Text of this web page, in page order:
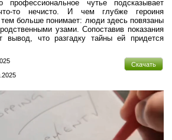
профессиональное чутье подсказывает
то нечисто. И чем глубже героиня
больше понимает: люди здесь повязаны
узами. Сопоставив показания
вывод, что разгадку тайны ей придется
Скачать